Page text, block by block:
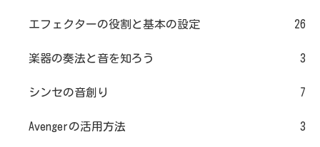
エフェクターの役割と基本の設定 26
楽器の奏法と音を知ろう 3
シンセの音創り 7
Avengerの活用方法 3